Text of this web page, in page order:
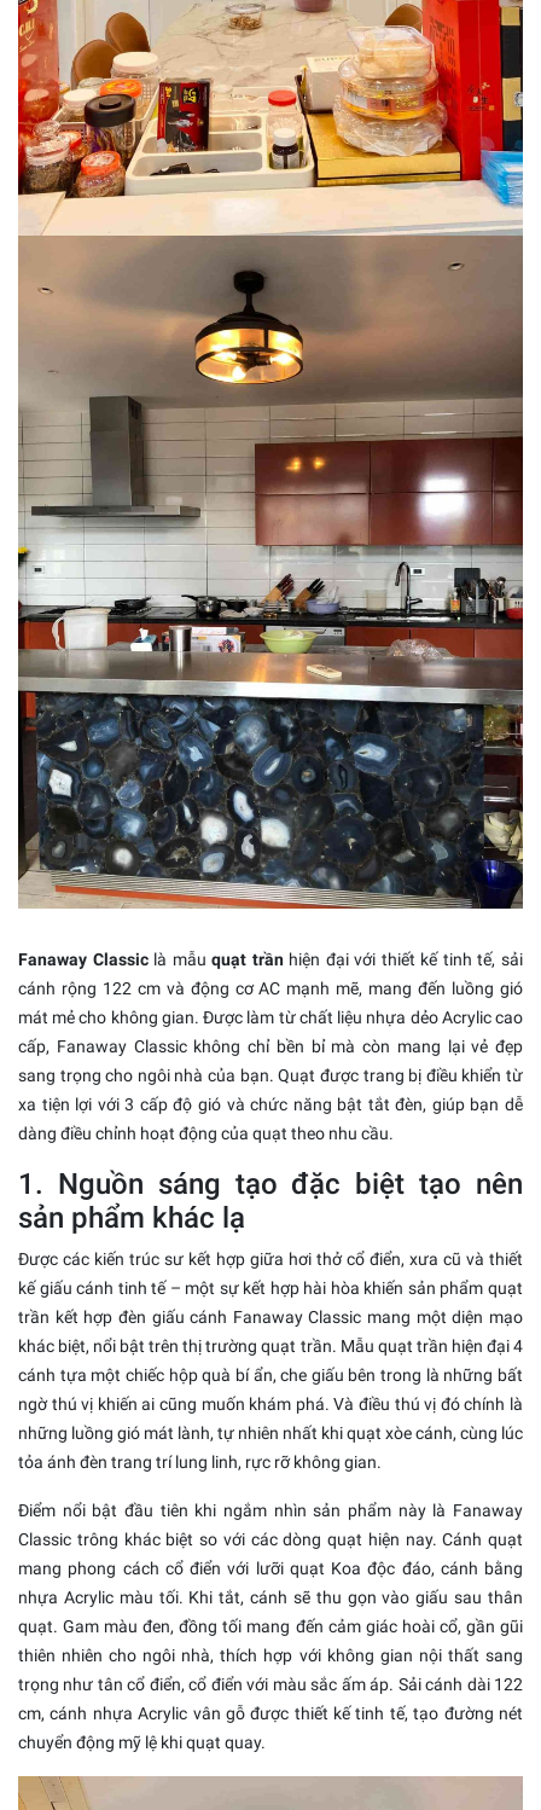
Fanaway Classiclà mẫuquạt trầnhiện đại với thiết kế tinh tế, sải
cánh rộng 122 cm và động cơ AC mạnh mẽ, mang đến luồng gió
mát mẻ cho không gian. Được làm từ chất liệu nhựa dẻo Acrylic cao
cấp, Fanaway Classic không chỉ bền bỉ mà còn mang lại vẻ đẹp
sang trọng cho ngôi nhà của bạn. Quạt được trang bị điều khiển từ
xa tiện lợi với 3 cấp độ gió và chức năng bật tắt đèn, giúp bạn dễ
dàng điều chỉnh hoạt động của quạt theo nhu cầu.
1. Nguồn sáng tạo đặc biệt tạo nên
sản phẩm khác lạ
Được các kiến trúc sư kết hợp giữa hơi thở cổ điển, xưa cũ và thiết
kế giấu cánh tinh tế – một sự kết hợp hài hòa khiến sản phẩm quạt
trần kết hợp đèn giấu cánh Fanaway Classic mang một diện mạo
khác biệt, nổi bật trên thị trường quạt trần. Mẫu quạt trần hiện đại 4
cánh tựa một chiếc hộp quà bí ẩn, che giấu bên trong là những bất
ngờ thú vị khiến ai cũng muốn khám phá. Và điều thú vị đó chính là
những luồng gió mát lành, tự nhiên nhất khi quạt xòe cánh, cùng lúc
tỏa ánh đèn trang trí lung linh, rực rỡ không gian.
Điểm nổi bật đầu tiên khi ngắm nhìn sản phẩm này là Fanaway
Classic trông khác biệt so với các dòng quạt hiện nay. Cánh quạt
mang phong cách cổ điển với lưỡi quạt Koa độc đáo, cánh bằng
nhựa Acrylic màu tối. Khi tắt, cánh sẽ thu gọn vào giấu sau thân
quạt. Gam màu đen, đồng tối mang đến cảm giác hoài cổ, gần gũi
thiên nhiên cho ngôi nhà, thích hợp với không gian nội thất sang
trọng như tân cổ điển, cổ điển với màu sắc ấm áp. Sải cánh dài 122
cm, cánh nhựa Acrylic vân gỗ được thiết kế tinh tế, tạo đường nét
chuyển động mỹ lệ khi quạt quay.